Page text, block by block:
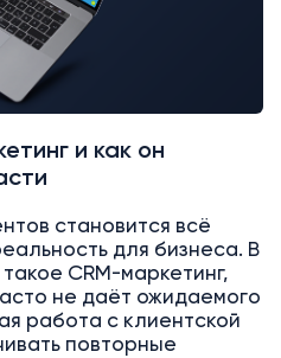
и как он
становится всё
для бизнеса. В
CRM-маркетинг,
не даёт ожидаемого
работа с клиентской
повторные